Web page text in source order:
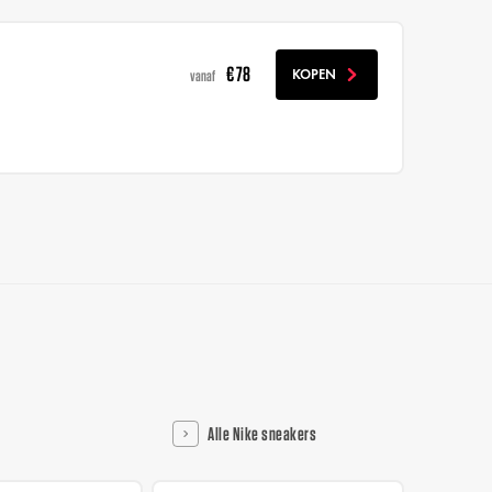
vanaf € 78 KOPEN
Alle Nike sneakers